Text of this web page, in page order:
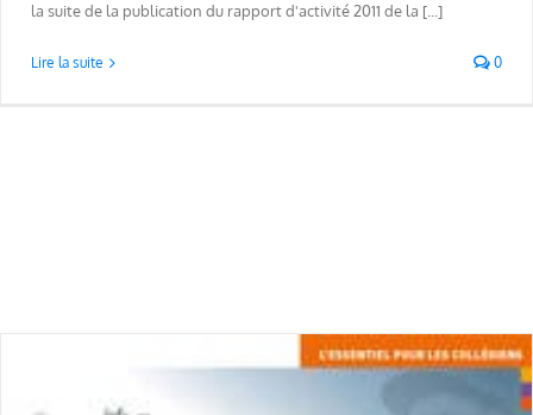
la suite de la publication du rapport d'activité 2011 de la [...]
Lire la suite 0